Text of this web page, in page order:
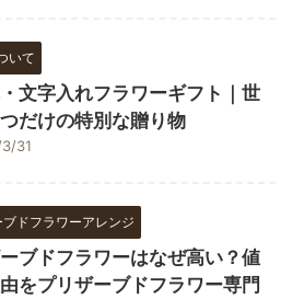
いて
文字入れフラワーギフト｜世
だけの特別な贈り物
31
ブドフラワーアレンジ
ブドフラワーはなぜ高い？値
をプリザーブドフラワー専門